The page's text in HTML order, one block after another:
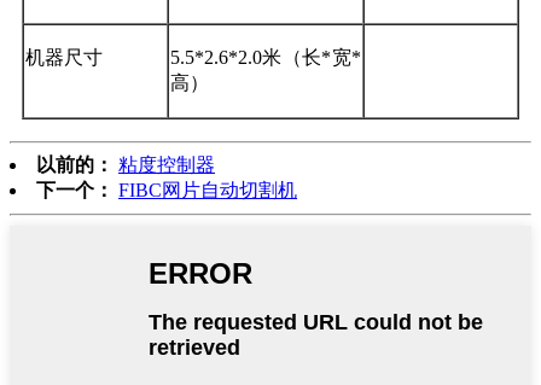
机器尺寸
5.5*2.6*2.0米（长*宽*
高）
以前的： 粘度控制器
下一个： FIBC网片自动切割机